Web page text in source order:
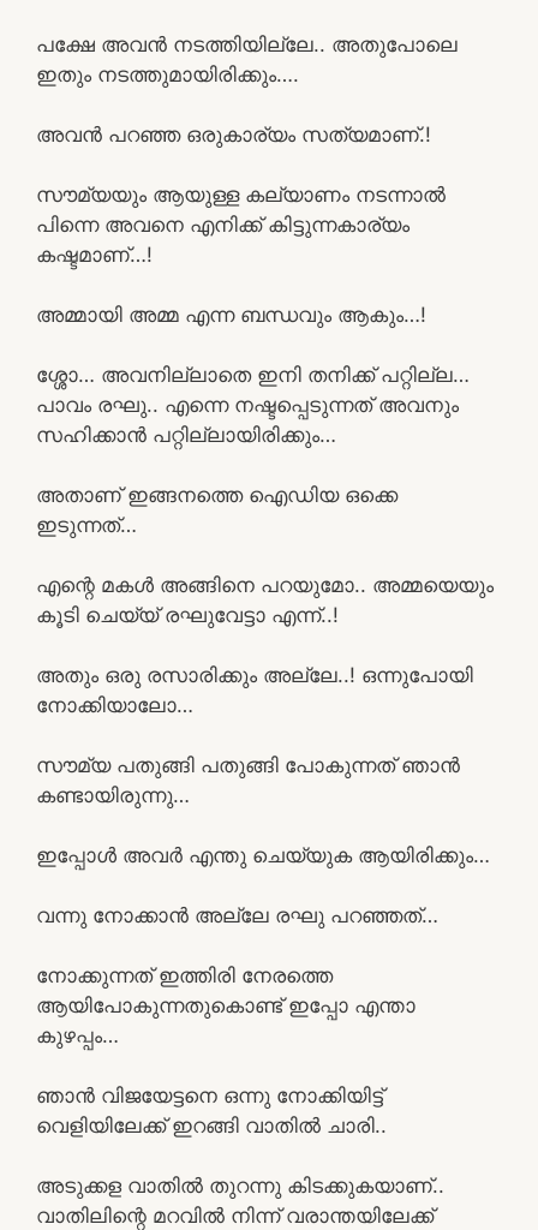
പക്ഷേ അവൻ നടത്തിയില്ലേ.. അതുപോലെ
ഇതും നടത്തുമായിരിക്കും….
അവൻ പറഞ്ഞ ഒരുകാര്യം സത്യമാണ്.!
സൗമ്യയും ആയുള്ള കല്യാണം നടന്നാൽ
പിന്നെ അവനെ എനിക്ക് കിട്ടുന്നകാര്യം
കഷ്ടമാണ്…!
അമ്മായി അമ്മ എന്ന ബന്ധവും ആകും…!
ശ്ശോ… അവനില്ലാതെ ഇനി തനിക്ക് പറ്റില്ല…
പാവം രഘു.. എന്നെ നഷ്ടപ്പെടുന്നത് അവനും
സഹിക്കാൻ പറ്റില്ലായിരിക്കും…
അതാണ് ഇങ്ങനത്തെ ഐഡിയ ഒക്കെ
ഇടുന്നത്…
എന്റെ മകൾ അങ്ങിനെ പറയുമോ.. അമ്മയെയും
കൂടി ചെയ്യ് രഘുവേട്ടാ എന്ന്..!
അതും ഒരു രസാരിക്കും അല്ലേ..! ഒന്നുപോയി
നോക്കിയാലോ…
സൗമ്യ പതുങ്ങി പതുങ്ങി പോകുന്നത് ഞാൻ
കണ്ടായിരുന്നു…
ഇപ്പോൾ അവർ എന്തു ചെയ്യുക ആയിരിക്കും…
വന്നു നോക്കാൻ അല്ലേ രഘു പറഞ്ഞത്…
നോക്കുന്നത് ഇത്തിരി നേരത്തെ
ആയിപോകുന്നതുകൊണ്ട് ഇപ്പോ എന്താ
കുഴപ്പം…
ഞാൻ വിജയേട്ടനെ ഒന്നു നോക്കിയിട്ട്
വെളിയിലേക്ക് ഇറങ്ങി വാതിൽ ചാരി..
അടുക്കള വാതിൽ തുറന്നു കിടക്കുകയാണ്..
വാതിലിന്റെ മറവിൽ നിന്ന് വരാന്തയിലേക്ക്